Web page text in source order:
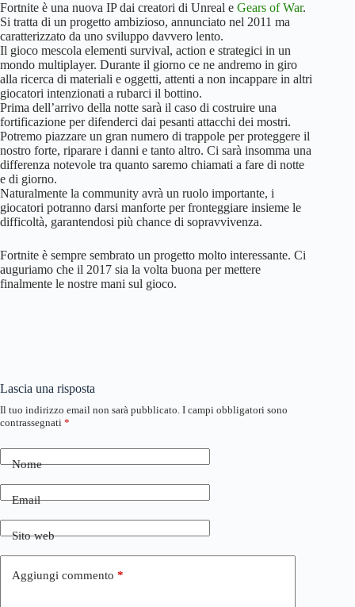
Fortnite è una nuova IP dai creatori di Unreal e Gears of War.
Si tratta di un progetto ambizioso, annunciato nel 2011 ma
caratterizzato da uno sviluppo davvero lento.
Il gioco mescola elementi survival, action e strategici in un
mondo multiplayer. Durante il giorno ce ne andremo in giro
alla ricerca di materiali e oggetti, attenti a non incappare in altri
giocatori intenzionati a rubarci il bottino.
Prima dell’arrivo della notte sarà il caso di costruire una
fortificazione per difenderci dai pesanti attacchi dei mostri.
Potremo piazzare un gran numero di trappole per proteggere il
nostro forte, riparare i danni e tanto altro. Ci sarà insomma una
differenza notevole tra quanto saremo chiamati a fare di notte
e di giorno.
Naturalmente la community avrà un ruolo importante, i
giocatori potranno darsi manforte per fronteggiare insieme le
difficoltà, garantendosi più chance di sopravvivenza.
Fortnite è sempre sembrato un progetto molto interessante. Ci
auguriamo che il 2017 sia la volta buona per mettere
finalmente le nostre mani sul gioco.
Lascia una risposta
Il tuo indirizzo email non sarà pubblicato. I campi obbligatori sono
contrassegnati *
Nome
Email
Sito web
Aggiungi commento *